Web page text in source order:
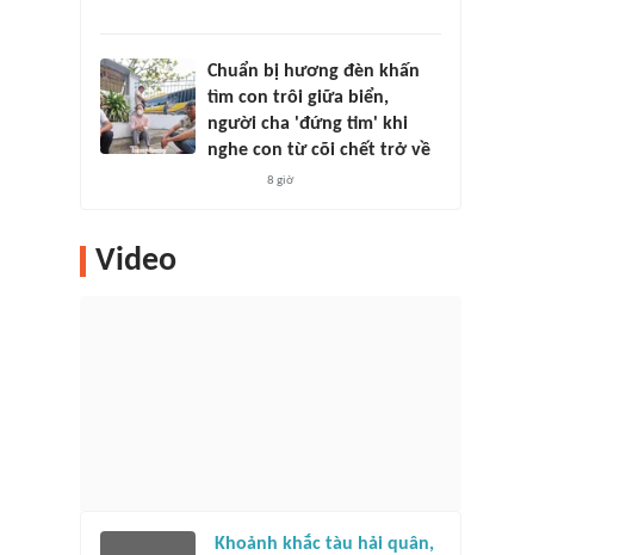
Chuẩn bị hương đèn khấn
tìm con trôi giữa biển,
người cha 'đứng tim' khi
nghe con từ cõi chết trở về
8 giờ
Video
Khoảnh khắc tàu hải quân,